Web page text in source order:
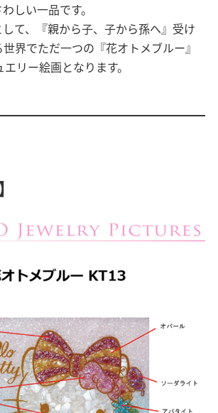
しい一品です。
て、『親から子、子から孫へ』受け
界でただ一つの『花オトメブルー』
リー絵画となります。